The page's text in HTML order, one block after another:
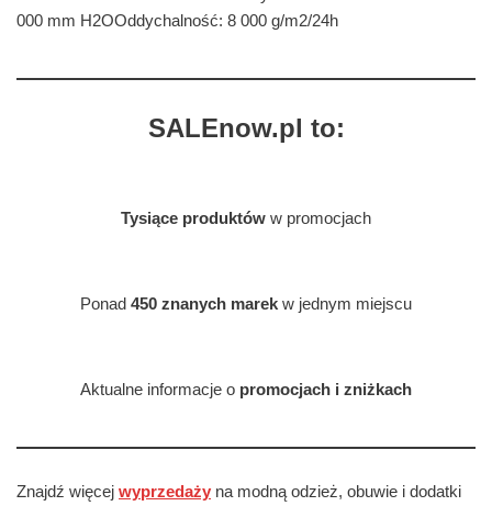
000 mm H2OOddychalność: 8 000 g/m2/24h
SALEnow.pl to:
Tysiące produktów w promocjach
Ponad 450 znanych marek w jednym miejscu
Aktualne informacje o promocjach i zniżkach
Znajdź więcej wyprzedaży na modną odzież, obuwie i dodatki